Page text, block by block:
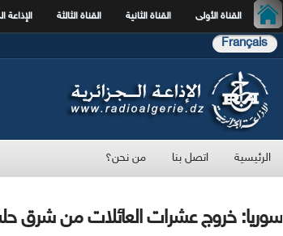
القناة الأولى القناة الثانية القناة الثالثة الإذاعة
Français
الرئيسية اتصل بنا من نحن؟
سوريا: خروج عشرات العائلات من شرق